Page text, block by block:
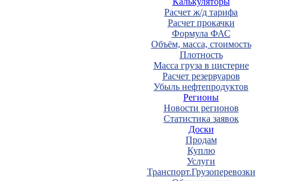
Расчет ж/д тарифа
Расчет прокачки
Формула ФАС
Объём, масса, стоимость
Плотность
Масса груза в цистерне
Расчет резервуаров
Убыль нефтепродуктов
Регионы
Новости регионов
Статистика заявок
Доски
Продам
Куплю
Услуги
Транспорт.Грузоперевозки